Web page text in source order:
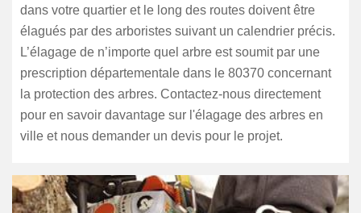
dans votre quartier et le long des routes doivent être
élagués par des arboristes suivant un calendrier précis.
L’élagage de n’importe quel arbre est soumit par une
prescription départementale dans le 80370 concernant
la protection des arbres. Contactez-nous directement
pour en savoir davantage sur l'élagage des arbres en
ville et nous demander un devis pour le projet.